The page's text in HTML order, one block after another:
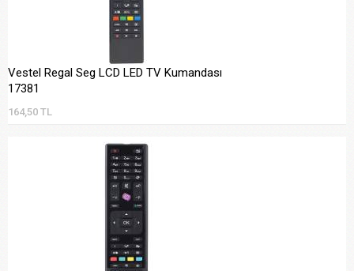
Vestel Regal Seg LCD LED TV Kumandası
17381
164,50 TL